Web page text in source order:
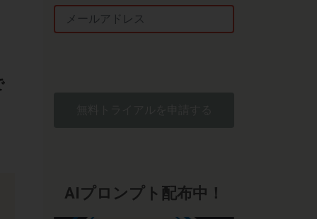
AIプロンプト配布中！